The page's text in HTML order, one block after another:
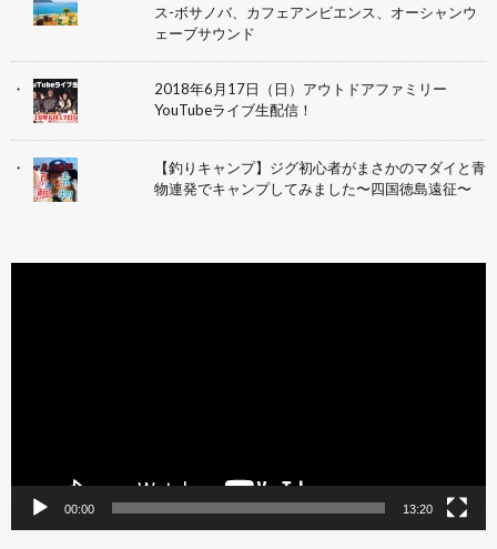
ス-ボサノバ、カフェアンビエンス、オーシャンウ
ェーブサウンド
2018年6月17日（日）アウトドアファミリー
YouTubeライブ生配信！
【釣りキャンプ】ジグ初心者がまさかのマダイと青
物連発でキャンプしてみました〜四国徳島遠征〜
動
00:00 13:20